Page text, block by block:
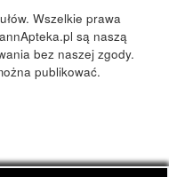
Wszelkie prawa
są naszą
bez naszej zgody.
publikować.